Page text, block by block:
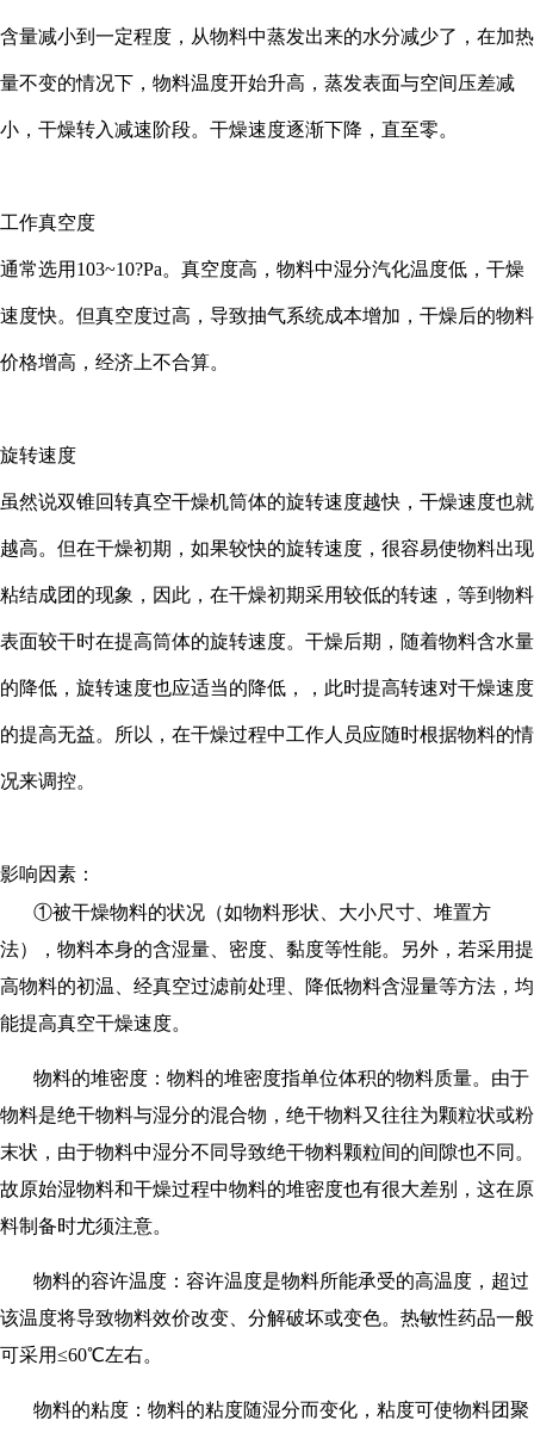
含量减小到一定程度，从物料中蒸发出来的水分减少了，在加热
量不变的情况下，物料温度开始升高，蒸发表面与空间压差减
小，干燥转入减速阶段。干燥速度逐渐下降，直至零。
工作真空度
通常选用103~10?Pa。真空度高，物料中湿分汽化温度低，干燥
速度快。但真空度过高，导致抽气系统成本增加，干燥后的物料
价格增高，经济上不合算。
旋转速度
虽然说双锥回转真空干燥机筒体的旋转速度越快，干燥速度也就
越高。但在干燥初期，如果较快的旋转速度，很容易使物料出现
粘结成团的现象，因此，在干燥初期采用较低的转速，等到物料
表面较干时在提高筒体的旋转速度。干燥后期，随着物料含水量
的降低，旋转速度也应适当的降低，，此时提高转速对干燥速度
的提高无益。所以，在干燥过程中工作人员应随时根据物料的情
况来调控。
影响因素：
①被干燥物料的状况（如物料形状、大小尺寸、堆置方
法），物料本身的含湿量、密度、黏度等性能。另外，若采用提
高物料的初温、经真空过滤前处理、降低物料含湿量等方法，均
能提高真空干燥速度。
物料的堆密度：物料的堆密度指单位体积的物料质量。由于
物料是绝干物料与湿分的混合物，绝干物料又往往为颗粒状或粉
末状，由于物料中湿分不同导致绝干物料颗粒间的间隙也不同。
故原始湿物料和干燥过程中物料的堆密度也有很大差别，这在原
料制备时尤须注意。
物料的容许温度：容许温度是物料所能承受的高温度，超过
该温度将导致物料效价改变、分解破坏或变色。热敏性药品一般
可采用≤60℃左右。
物料的粘度：物料的粘度随湿分而变化，粘度可使物料团聚